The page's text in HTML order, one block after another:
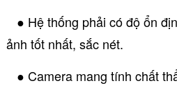
● Hệ thống phải có độ ổn
ảnh tốt nhất, sắc nét.
● Camera mang tính chất